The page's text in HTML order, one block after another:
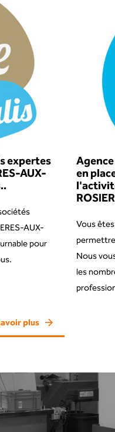
expertes
AUX-
AUX-
pour
plus
en
Vous
Nous
les